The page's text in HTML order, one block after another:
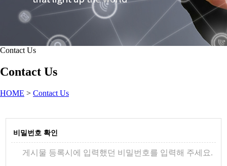
Contact Us
Contact Us
HOME > Contact Us
비밀번호 확인
게시물 등록시에 입력했던 비밀번호를 입력해 주세요.